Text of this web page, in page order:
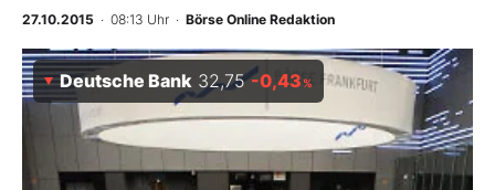
BO-Musterdepots
Experten
27.10.2015 · 08:13 Uhr · Börse Online Redaktion
Deutsche Bank 32,75 -0,43%